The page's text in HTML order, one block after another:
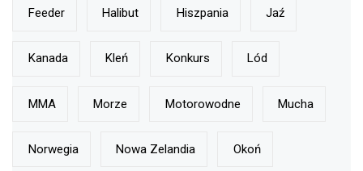
Feeder Halibut Hiszpania Jaź
Kanada Kleń Konkurs Lód
MMA Morze Motorowodne Mucha
Norwegia Nowa Zelandia Okoń